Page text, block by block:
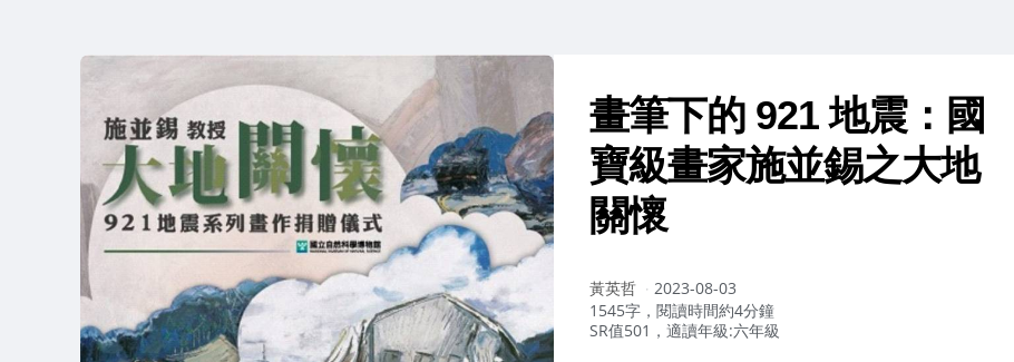
畫筆下的 921 地震：國
寶級畫家施並錫之大地
關懷
作
者：
黃英哲
2023-08-03
1545字，閱讀時間約4分鐘
SR值501，適讀年級:六年級